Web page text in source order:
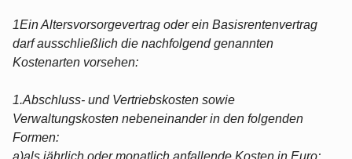
1Ein Altersvorsorgevertrag oder ein Basisrentenvertrag
darf ausschließlich die nachfolgend genannten
Kostenarten vorsehen:
1.Abschluss- und Vertriebskosten sowie
Verwaltungskosten nebeneinander in den folgenden
Formen:
a)als jährlich oder monatlich anfallende Kosten in Euro;